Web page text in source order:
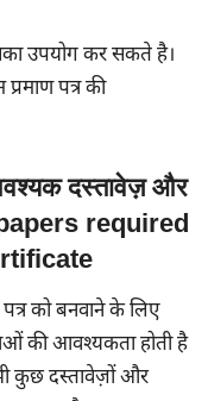
उपयोग कर सकते है।
पत्र की
दस्तावेज़ और
required
पत्र को बनवाने के लिए
की आवश्यकता होती है
कुछ दस्तावेज़ों और